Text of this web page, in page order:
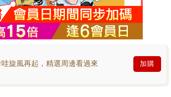
旋風再起，精選周邊看過來 加購